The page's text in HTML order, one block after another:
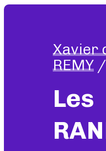
Xavier
REMY /
Les